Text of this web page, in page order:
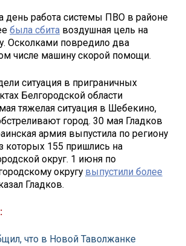
день работа системы ПВО в районе
была сбита воздушная цель на
Осколками повредило два
числе машину скорой помощи.
ситуация в приграничных
Белгородской области
тяжелая ситуация в Шебекино,
город. 30 мая Гладков
армия выпустила по региону
которых 155 пришлись на
округ. 1 июня по
округу выпустили более
Гладков.
что в Новой Таволжанке